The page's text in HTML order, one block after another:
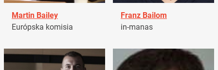
Martin Bailey
Európska komisia
Franz Bailom
in-manas